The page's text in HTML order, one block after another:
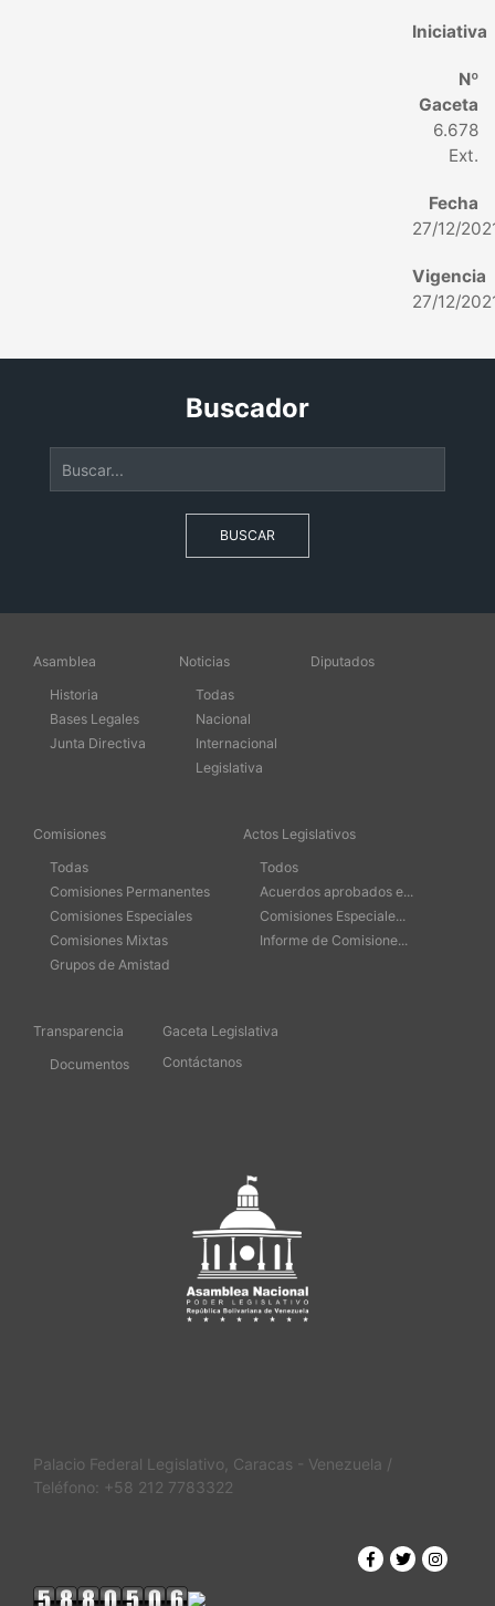
Iniciativa
Nº
Gaceta
6.678
Ext.
Fecha
27/12/
Vigencia
27/12/
Buscador
BUSCAR
Asamblea
Historia
Bases Legales
Junta Directiva
Noticias
Todas
Nacional
Internacional
Legislativa
Diputados
Comisiones
Todas
Comisiones Permanentes
Comisiones Especiales
Comisiones Mixtas
Grupos de Amistad
Actos Legislativos
Todos
Acuerdos aprobados e...
Comisiones Especiale...
Informe de Comisione...
Transparencia
Documentos
Gaceta Legislativa
Contáctanos
Palacio Federal Legislativo, Caracas - Venezuela /
Teléfono: +58 212 7783322